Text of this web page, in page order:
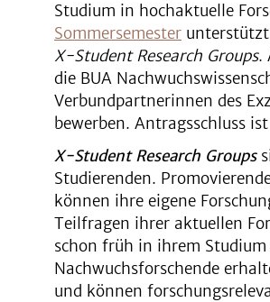
Studium in hochaktuelle
Sommersemester
X-Student Research Groups.
die BUA
Verbundpartnerinnen des
bewerben. Antragsschluss
X-Student Research Groups
Studierenden.
können ihre eigene
Teilfragen ihrer aktuellen
schon früh in ihrem
Nachwuchsforschende
und können